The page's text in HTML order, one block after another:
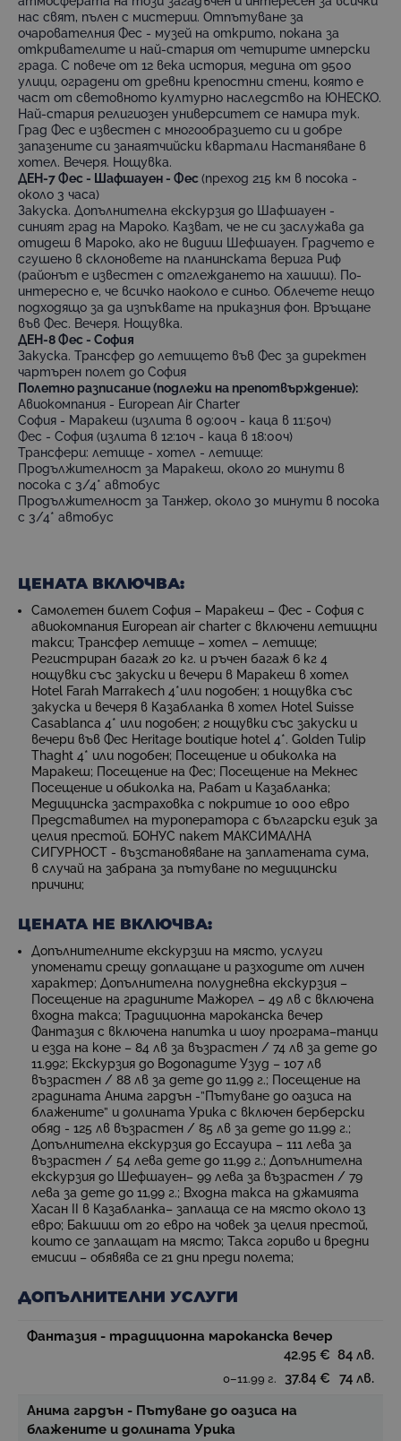
нас свят, пълен с мистерии. Отпътуване за
очарователния Фес - музей на открито, покана за
откривателите и най-стария от четирите имперски
града. С повече от 12 века история, медина от 9500
улици, оградени от древни крепостни стени, която е
част от световното културно наследство на ЮНЕСКО.
Най-стария религиозен университет се намира тук.
Град Фес е известен с многообразието си и добре
запазените си занаятчийски квартали Настаняване в
хотел. Вечеря. Нощувка.
ДЕН-7 Фес - Шафшауен - Фес(преход 215 км в посока -
около 3 часа)
Закуска. Допълнителна екскурзия до Шафшауен -
синият град на Мароко. Казват, че не си заслужава да
отидеш в Мароко, ако не видиш Шефшауен. Градчето е
сгушено в склоновете на планинската верига Риф
(районът е известен с отглеждането на хашиш). По-
интересно е, че всичко наоколо е синьо. Облечете нещо
подходящо за да изпъквате на приказния фон. Връщане
във Фес. Вечеря. Нощувка.
ДЕН-8 Фес - София
Закуска. Трансфер до летището във Фес за директен
чартърен полет до София
Полетно разписание (подлежи на прeпотвърждение):
Авиокомпания - European Air Charter
София - Маракеш (излита в 09:00ч - каца в 11:50ч)
Фес - София (излита в 12:10ч - каца в 18:00ч)
Трансфери: летище - хотел - летище:
Продължителност за Маракеш, около 20 минути в
посока с 3/4* автобус
Продължителност за Танжер, около 30 минути в посока
с 3/4* автобус
ЦЕНАТА ВКЛЮЧВА:
Самолетен билет София – Маракеш – Фес - София с
авиокомпания European air charter с включени летищни
такси; Трансфер летище – хотел – летище;
Регистриран багаж 20 кг. и ръчен багаж 6 кг 4
нощувки със закуски и вечери в Маракеш в хотел
Hotel Farah Marrakech 4*или подобен; 1 нощувка със
закуска и вечеря в Казабланка в хотел Hotel Suisse
Casablanca 4* или подобен; 2 нощувки със закуски и
вечери във Фес Heritage boutique hotel 4*. Golden Tulip
Thaght 4* или подобен; Посещение и обиколка на
Маракеш; Посещение на Фес; Посещение на Мекнес
Посещение и обиколка на, Рабат и Казабланка;
Медицинска застраховка с покритие 10 000 евро
Представител на туроператора с български език за
целия престой. БОНУС пакет МАКСИМАЛНА
СИГУРНОСТ - възстановяване на заплатената сума,
в случай на забрана за пътуване по медицински
причини;
ЦЕНАТА НЕ ВКЛЮЧВА:
Допълнителните екскурзии на място, услуги
упоменати срещу доплащане и разходите от личен
характер; Допълнителна полудневна екскурзия –
Посещение на градините Мажорел – 49 лв с включена
входна такса; Традиционна мароканска вечер
Фантазия с включена напитка и шоу програма–танци
и езда на коне – 84 лв за възрастен / 74 лв за дете до
11.99г; Екскурзия до Водопадите Узуд – 107 лв
възрастен / 88 лв за дете до 11,99 г.; Посещение на
градината Анима гардън -”Пътуване до оазиса на
блажените” и долината Урика с включен берберски
обяд - 125 лв възрастен / 85 лв за дете до 11,99 г.;
Допълнителна екскурзия до Ессауира – 111 лева за
възрастен / 54 лева дете до 11,99 г.; Допълнителна
екскурзия до Шефшауен– 99 лева за възрастен / 79
лева за дете до 11,99 г.; Входна такса на джамията
Хасан ІІ в Казабланка– заплаща се на място около 13
евро; Бакшиш от 20 евро на човек за целия престой,
които се заплащат на място; Такса гориво и вредни
емисии – обявява се 21 дни преди полета;
ДОПЪЛНИТЕЛНИ УСЛУГИ
Фантазия - традиционна мароканска вечер
42.95 € 84 лв.
0–11.99 г. 37.84 €
74 лв.
Анима гардън - Пътуване до оазиса на
блажените и долината Урика